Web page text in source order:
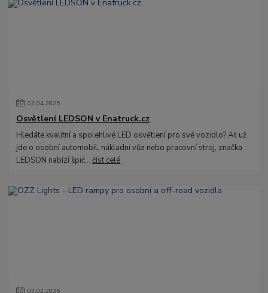
02.04.2025
Osvětlení LEDSON v Enatruck.cz
Hledáte kvalitní a spolehlivé LED osvětlení pro své vozidlo? Ať už
jde o osobní automobil, nákladní vůz nebo pracovní stroj, značka
LEDSON nabízí špič...číst celé
03.02.2025